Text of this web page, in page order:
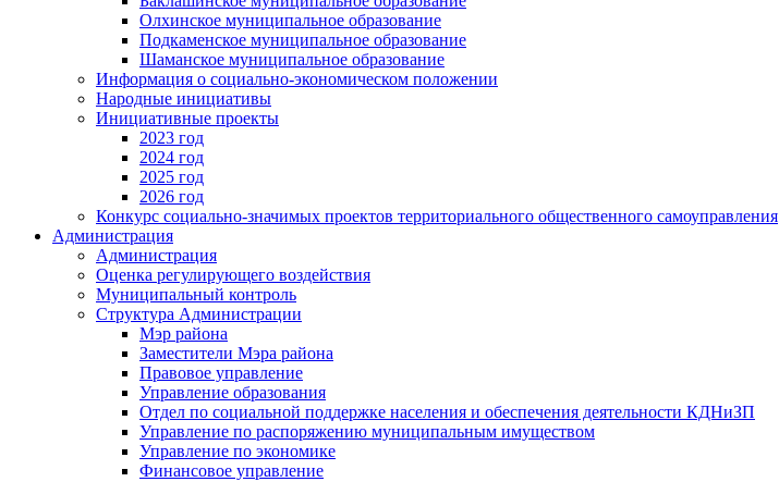
Олхинское муниципальное образование
Подкаменское муниципальное образование
Шаманское муниципальное образование
Информация о социально-экономическом положении
Народные инициативы
Инициативные проекты
2023 год
2024 год
2025 год
2026 год
Конкурс социально-значимых проектов территориального общественного самоуправления
Администрация
Администрация
Оценка регулирующего воздействия
Муниципальный контроль
Структура Администрации
Мэр района
Заместители Мэра района
Правовое управление
Управление образования
Отдел по социальной поддержке населения и обеспечения деятельности КДНиЗП
Управление по распоряжению муниципальным имуществом
Управление по экономике
Финансовое управление